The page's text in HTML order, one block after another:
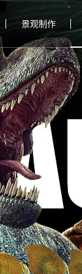
景观制作